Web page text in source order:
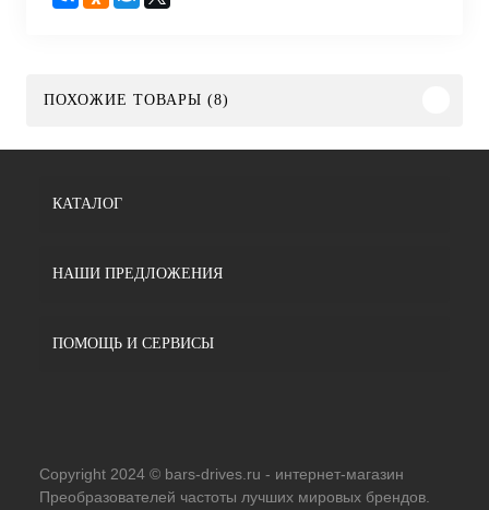
ПОХОЖИЕ ТОВАРЫ (8)
КАТАЛОГ
НАШИ ПРЕДЛОЖЕНИЯ
ПОМОЩЬ И СЕРВИСЫ
Copyright 2024 © bars-drives.ru - интернет-магазин
Преобразователей частоты лучших мировых брендов.